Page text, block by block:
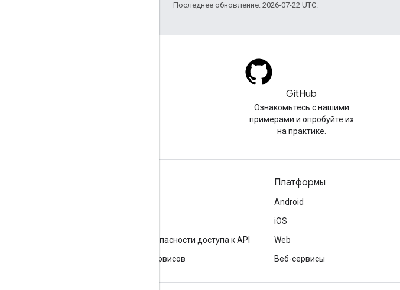
Последнее обновление: 2026-07-22 UTC.
GitHub
Ознакомьтесь с нашими
примерами и опробуйте их
на практике.
Рекомендации по обеспечению безопасности доступа к API
Оптимизация использования веб-сервисов
Платформы
Android
iOS
Web
Веб-сервисы